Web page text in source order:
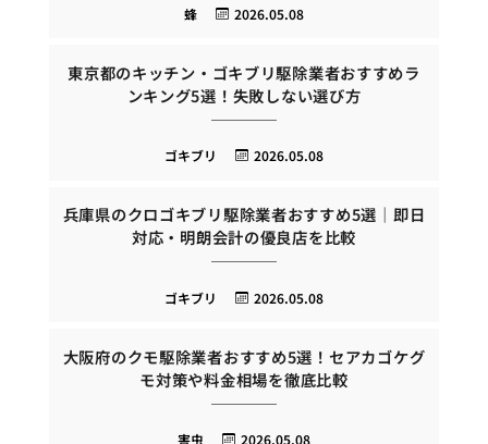
2026.05.08
蜂
東京都のキッチン・ゴキブリ駆除業者おすすめラ
ンキング5選！失敗しない選び方
2026.05.08
ゴキブリ
兵庫県のクロゴキブリ駆除業者おすすめ5選｜即日
対応・明朗会計の優良店を比較
2026.05.08
ゴキブリ
大阪府のクモ駆除業者おすすめ5選！セアカゴケグ
モ対策や料金相場を徹底比較
2026.05.08
害虫